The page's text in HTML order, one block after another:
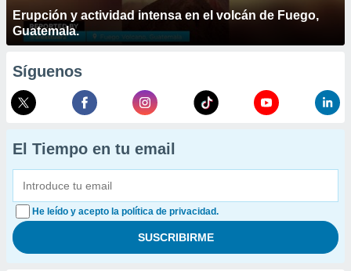
Erupción y actividad intensa en el volcán de Fuego,
Guatemala.
Síguenos
El Tiempo en tu email
He leído y acepto la política de privacidad.